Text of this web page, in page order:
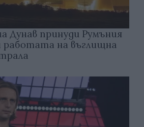
Дунав принуди Румъния
работата на въглищна